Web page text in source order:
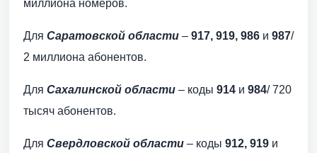
миллиона номеров.
Для Саратовской области – 917, 919, 986 и 987/
2 миллиона абонентов.
Для Сахалинской области – коды 914 и 984/ 720
тысяч абонентов.
Для Свердловской области – коды 912, 919 и